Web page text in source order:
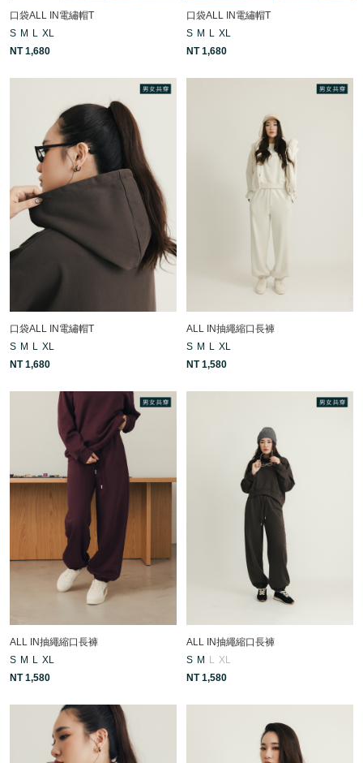
口袋ALL IN電繡帽T
S M L
XL
NT 1,680
口袋ALL IN電繡帽T
S M L
XL
NT 1,680
口袋ALL IN電繡帽T
S M L XL
NT 1,680
ALL IN抽繩縮口長褲
S M L XL
NT 1,580
ALL IN抽繩縮口長褲
S M L XL
NT 1,580
ALL IN抽繩縮口長褲
S M L XL
NT 1,580